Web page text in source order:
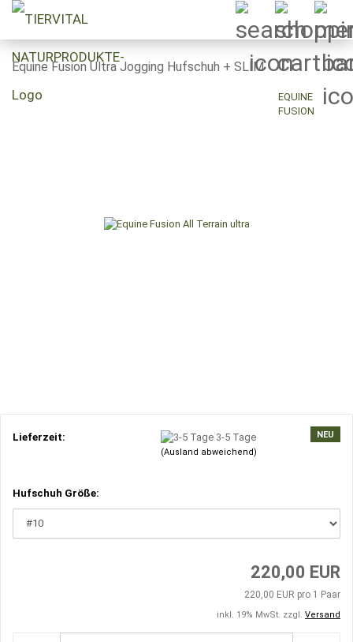
Equine Fusion Ultra Jogging Hufschuh + SLIM
EQUINE
FUSION
NEU
Lieferzeit: 3-5 Tage
(Ausland abweichend)
Hufschuh Größe:
220,00 EUR
220,00 EUR pro 1 Paar
inkl. 19% MwSt. zzgl. Versand